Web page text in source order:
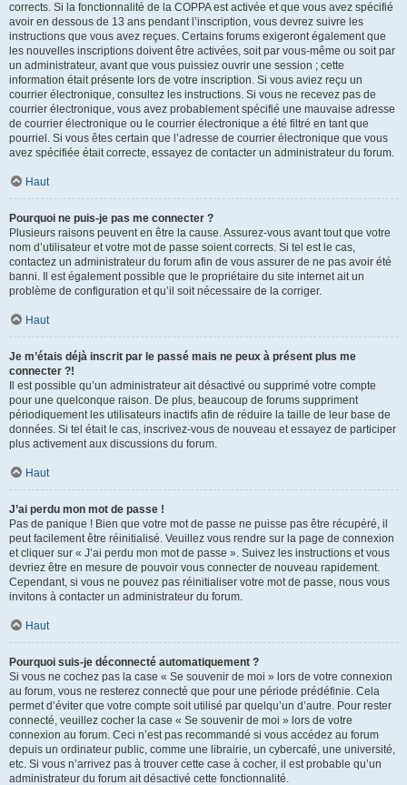
corrects. Si la fonctionnalité de la COPPA est activée et que vous avez spécifié
avoir en dessous de 13 ans pendant l’inscription, vous devrez suivre les
instructions que vous avez reçues. Certains forums exigeront également que
les nouvelles inscriptions doivent être activées, soit par vous-même ou soit par
un administrateur, avant que vous puissiez ouvrir une session ; cette
information était présente lors de votre inscription. Si vous aviez reçu un
courrier électronique, consultez les instructions. Si vous ne recevez pas de
courrier électronique, vous avez probablement spécifié une mauvaise adresse
de courrier électronique ou le courrier électronique a été filtré en tant que
pourriel. Si vous êtes certain que l’adresse de courrier électronique que vous
avez spécifiée était correcte, essayez de contacter un administrateur du forum.
Haut
Pourquoi ne puis-je pas me connecter ?
Plusieurs raisons peuvent en être la cause. Assurez-vous avant tout que votre
nom d’utilisateur et votre mot de passe soient corrects. Si tel est le cas,
contactez un administrateur du forum afin de vous assurer de ne pas avoir été
banni. Il est également possible que le propriétaire du site internet ait un
problème de configuration et qu’il soit nécessaire de la corriger.
Haut
Je m’étais déjà inscrit par le passé mais ne peux à présent plus me
connecter ?!
Il est possible qu’un administrateur ait désactivé ou supprimé votre compte
pour une quelconque raison. De plus, beaucoup de forums suppriment
périodiquement les utilisateurs inactifs afin de réduire la taille de leur base de
données. Si tel était le cas, inscrivez-vous de nouveau et essayez de participer
plus activement aux discussions du forum.
Haut
J’ai perdu mon mot de passe !
Pas de panique ! Bien que votre mot de passe ne puisse pas être récupéré, il
peut facilement être réinitialisé. Veuillez vous rendre sur la page de connexion
et cliquer sur « J’ai perdu mon mot de passe ». Suivez les instructions et vous
devriez être en mesure de pouvoir vous connecter de nouveau rapidement.
Cependant, si vous ne pouvez pas réinitialiser votre mot de passe, nous vous
invitons à contacter un administrateur du forum.
Haut
Pourquoi suis-je déconnecté automatiquement ?
Si vous ne cochez pas la case « Se souvenir de moi » lors de votre connexion
au forum, vous ne resterez connecté que pour une période prédéfinie. Cela
permet d’éviter que votre compte soit utilisé par quelqu’un d’autre. Pour rester
connecté, veuillez cocher la case « Se souvenir de moi » lors de votre
connexion au forum. Ceci n’est pas recommandé si vous accédez au forum
depuis un ordinateur public, comme une librairie, un cybercafé, une université,
etc. Si vous n’arrivez pas à trouver cette case à cocher, il est probable qu’un
administrateur du forum ait désactivé cette fonctionnalité.